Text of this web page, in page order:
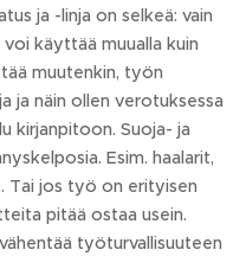
ja -linja on selkeä: vain
käyttää muualla kuin
muutenkin, työn
ja näin ollen verotuksessa
kirjanpitoon. Suoja- ja
Esim. haalarit,
Tai jos työ on erityisen
pitää ostaa usein.
työturvallisuuteen